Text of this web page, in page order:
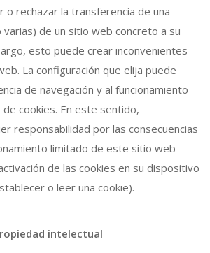
o rechazar la transferencia de una
varias) de un sitio web concreto a su
esto puede crear inconvenientes
La configuración que elija puede
de navegación y al funcionamiento
cookies. En este sentido,
responsabilidad por las consecuencias
limitado de este sitio web
de las cookies en su dispositivo
o leer una cookie).
intelectual